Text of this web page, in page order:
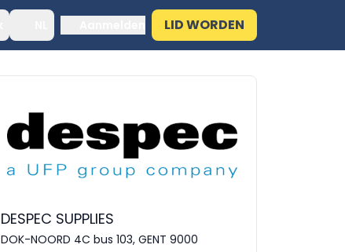
LID WORDEN
DESPEC SUPPLIES
DOK-NOORD 4C bus 103, GENT 9000